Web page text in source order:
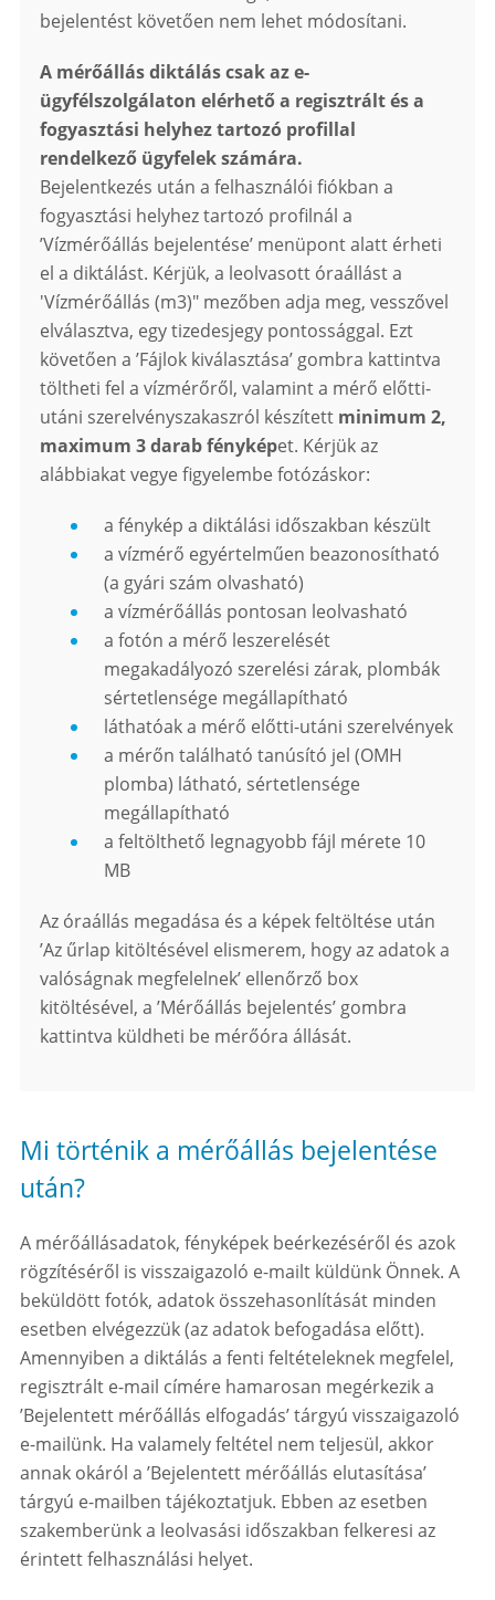
bejelentést követően nem lehet módosítani.
A mérőállás diktálás csak az e-
ügyfélszolgálaton elérhető a regisztrált és a
fogyasztási helyhez tartozó profillal
rendelkező ügyfelek számára.
Bejelentkezés után a felhasználói fiókban a
fogyasztási helyhez tartozó profilnál a
’Vízmérőállás bejelentése’ menüpont alatt érheti
el a diktálást. Kérjük, a leolvasott óraállást a
'Vízmérőállás (m3)" mezőben adja meg, vesszővel
elválasztva, egy tizedesjegy pontossággal. Ezt
követően a ’Fájlok kiválasztása’ gombra kattintva
töltheti fel a vízmérőről, valamint a mérő előtti-
utáni szerelvényszakaszról készített minimum 2,
maximum 3 darab fényképet. Kérjük az
alábbiakat vegye figyelembe fotózáskor:
a fénykép a diktálási időszakban készült
a vízmérő egyértelműen beazonosítható
(a gyári szám olvasható)
a vízmérőállás pontosan leolvasható
a fotón a mérő leszerelését
megakadályozó szerelési zárak, plombák
sértetlensége megállapítható
láthatóak a mérő előtti-utáni szerelvények
a mérőn található tanúsító jel (OMH
plomba) látható, sértetlensége
megállapítható
a feltölthető legnagyobb fájl mérete 10
MB
Az óraállás megadása és a képek feltöltése után
’Az űrlap kitöltésével elismerem, hogy az adatok a
valóságnak megfelelnek’ ellenőrző box
kitöltésével, a ’Mérőállás bejelentés’ gombra
kattintva küldheti be mérőóra állását.
Mi történik a mérőállás bejelentése
után?
A mérőállásadatok, fényképek beérkezéséről és azok
rögzítéséről is visszaigazoló e-mailt küldünk Önnek. A
beküldött fotók, adatok összehasonlítását minden
esetben elvégezzük (az adatok befogadása előtt).
Amennyiben a diktálás a fenti feltételeknek megfelel,
regisztrált e-mail címére hamarosan megérkezik a
’Bejelentett mérőállás elfogadás’ tárgyú visszaigazoló
e-mailünk. Ha valamely feltétel nem teljesül, akkor
annak okáról a ’Bejelentett mérőállás elutasítása’
tárgyú e-mailben tájékoztatjuk. Ebben az esetben
szakemberünk a leolvasási időszakban felkeresi az
érintett felhasználási helyet.